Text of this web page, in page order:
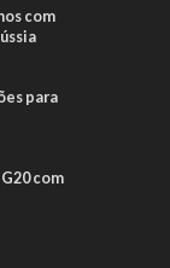
com
para
com